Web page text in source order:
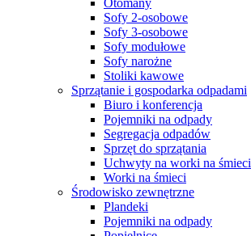
Sofy 2-osobowe
Sofy 3-osobowe
Sofy modułowe
Sofy narożne
Stoliki kawowe
Sprzątanie i gospodarka odpadami
Biuro i konferencja
Pojemniki na odpady
Segregacja odpadów
Sprzęt do sprzątania
Uchwyty na worki na śmieci
Worki na śmieci
Środowisko zewnętrzne
Plandeki
Pojemniki na odpady